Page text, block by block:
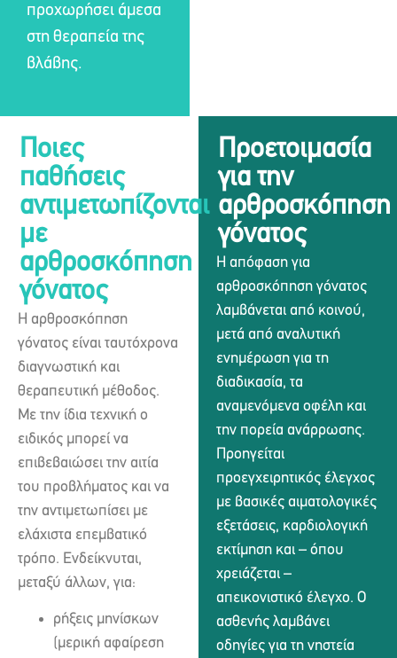
προχωρήσει άμεσα
στη θεραπεία της
βλάβης.
Προετοιμασία
για την
αρθροσκόπηση
γόνατος
Η απόφαση για
αρθροσκόπηση γόνατος
λαμβάνεται από κοινού,
μετά από αναλυτική
ενημέρωση για τη
διαδικασία, τα
αναμενόμενα οφέλη και
την πορεία ανάρρωσης.
Προηγείται
προεγχειρητικός έλεγχος
με βασικές αιματολογικές
εξετάσεις, καρδιολογική
εκτίμηση και – όπου
χρειάζεται –
απεικονιστικό έλεγχο. Ο
ασθενής λαμβάνει
οδηγίες για τη νηστεία
Ποιες
παθήσεις
αντιμετωπίζονται
με
αρθροσκόπηση
γόνατος
Η αρθροσκόπηση
γόνατος είναι ταυτόχρονα
διαγνωστική και
θεραπευτική μέθοδος.
Με την ίδια τεχνική ο
ειδικός μπορεί να
επιβεβαιώσει την αιτία
του προβλήματος και να
την αντιμετωπίσει με
ελάχιστα επεμβατικό
τρόπο. Ενδείκνυται,
μεταξύ άλλων, για:
ρήξεις μηνίσκων
(μερική αφαίρεση